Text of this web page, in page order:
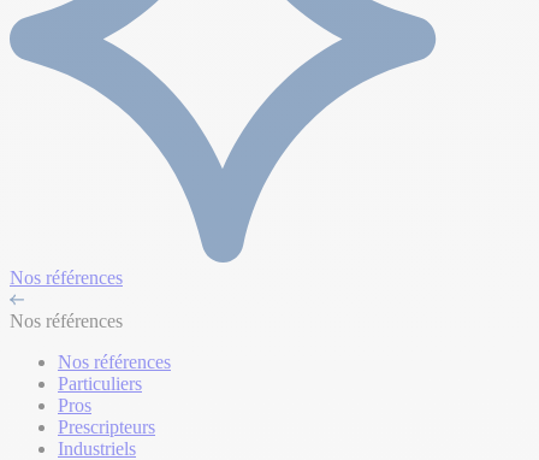
Nos références
Nos références
Nos références
Particuliers
Pros
Prescripteurs
Industriels